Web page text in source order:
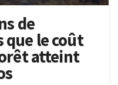
de
le coût
atteint